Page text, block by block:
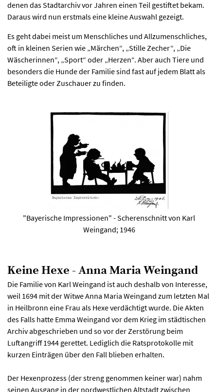
denen das Stadtarchiv vor Jahren einen Teil gestiftet bekam.
Daraus wird nun erstmals eine kleine Auswahl gezeigt.
Es geht dabei meist um Menschliches und Allzumenschliches,
oft in kleinen Serien wie „Märchen“, „Stille Zecher“, „Die
Wäscherinnen“, „Sport“ oder „Herzen“. Aber auch Tiere und
besonders die Hunde der Familie sind fast auf jedem Blatt als
Beteiligte oder Zuschauer zu finden.
"Bayerische Impressionen" - Scherenschnitt von Karl
Weingand; 1946
Keine Hexe - Anna Maria Weingand
Die Familie von Karl Weingand ist auch deshalb von Interesse,
weil 1694 mit der Witwe Anna Maria Weingand zum letzten Mal
in Heilbronn eine Frau als Hexe verdächtigt wurde. Die Akten
des Falls hatte Emma Weingand vor dem Krieg im städtischen
Archiv abgeschrieben und so vor der Zerstörung beim
Luftangriff 1944 gerettet. Lediglich die Ratsprotokolle mit
kurzen Einträgen über den Fall blieben erhalten.
Der Hexenprozess (der streng genommen keiner war) nahm
seinen Ausgang in der nordwestlichen Altstadt zwischen